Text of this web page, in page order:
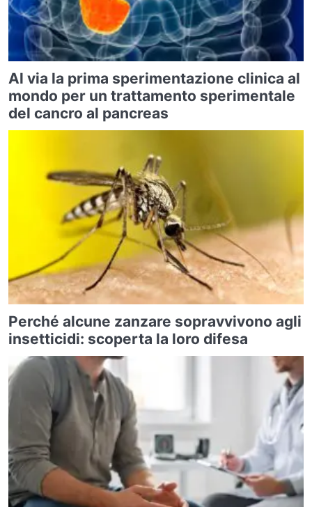
Al via la prima sperimentazione clinica al
mondo per un trattamento sperimentale
del cancro al pancreas
Perché alcune zanzare sopravvivono agli
insetticidi: scoperta la loro difesa